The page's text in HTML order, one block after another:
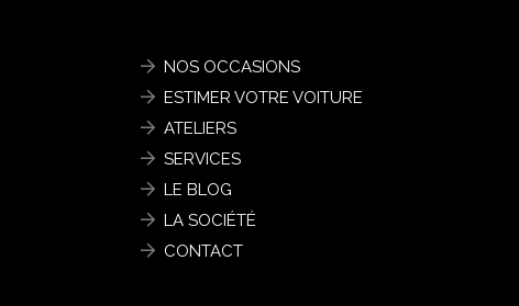
NOS OCCASIONS
ESTIMER VOTRE VOITURE
ATELIERS
SERVICES
LE BLOG
LA SOCIÉTÉ
CONTACT